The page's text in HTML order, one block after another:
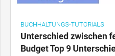
BUCHHALTUNGS-TUTORIALS
Unterschied zwischen
Budget Top 9